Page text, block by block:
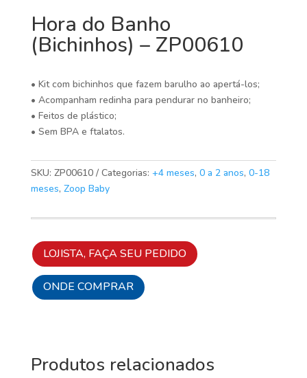
Hora do Banho
(Bichinhos) – ZP00610
• Kit com bichinhos que fazem barulho ao apertá-los;
• Acompanham redinha para pendurar no banheiro;
• Feitos de plástico;
• Sem BPA e ftalatos.
SKU: ZP00610 Categorias: +4 meses, 0 a 2 anos, 0-18
meses, Zoop Baby
LOJISTA, FAÇA SEU PEDIDO
ONDE COMPRAR
Produtos relacionados